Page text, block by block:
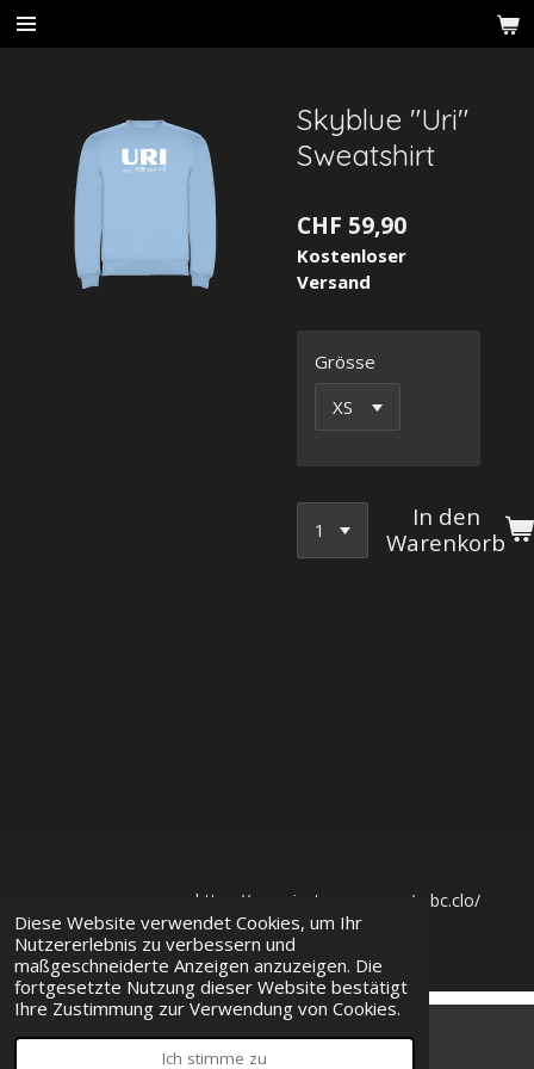
Diese Website verwendet Cookies, um Ihr
Nutzererlebnis zu verbessern und
maßgeschneiderte Anzeigen anzuzeigen. Die
fortgesetzte Nutzung dieser Website bestätigt
Ihre Zustimmung zur Verwendung von Cookies.
Ich stimme zu
Zum
Hauptinhalt
Skyblue "Uri"
Sweatshirt
CHF 59,90
Kostenloser
Versand
Grösse
In den
Warenkorb
https://www.instagram.com/mbc.clo/
© 2023MBC Clothing